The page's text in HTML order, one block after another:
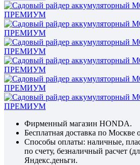
Фирменный магазин HONDA.
Бесплатная доставка по Москве
Способы оплаты: наличные,
по счету, безналичный расчет
Яндекс.деньги.